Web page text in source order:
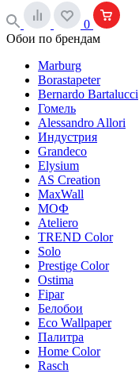
0
Обои по брендам
Marburg
Borastapeter
Bernardo Bartalucci
Гомель
Alessandro Allori
Индустрия
Grandeco
Elysium
AS Creation
MaxWall
МОФ
Ateliero
TREND Color
Solo
Prestige Color
Ostima
Fipar
Белобои
Eco Wallpaper
Палитра
Home Color
Rasch